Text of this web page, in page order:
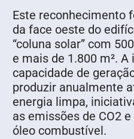
Este reconhecimento
da face oeste do
“coluna solar” com
e mais de 1.800 m².
capacidade de
produzir anualmente
energia limpa,
as emissões de CO2
óleo combustível.